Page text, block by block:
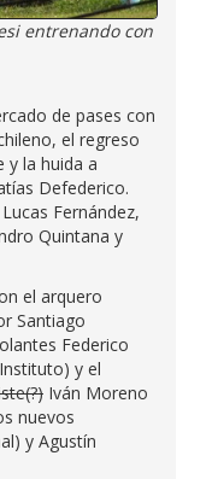
entrenando con
de pases con
el regreso
y la huida a
Defederico.
Fernández,
Quintana y
el arquero
Santiago
Federico
y el
Iván Moreno
nuevos
y Agustín